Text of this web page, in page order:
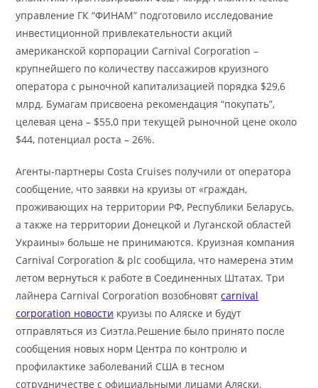
управление ГК “ФИНАМ” подготовило исследование
инвестиционной привлекательности акций
американской корпорации Carnival Corporation –
крупнейшего по количеству пассажиров круизного
оператора с рыночной капитализацией порядка $29,6
млрд. Бумагам присвоена рекомендация “покупать”,
целевая цена – $55,0 при текущей рыночной цене около
$44, потенциал роста – 26%.
Агенты-партнеры Costa Cruises получили от оператора
сообщение, что заявки на круизы от «граждан,
проживающих на территории РФ, Республики Беларусь,
а также на территории Донецкой и Луганской областей
Украины» больше не принимаются. Круизная компания
Carnival Corporation & plc сообщила, что намерена этим
летом вернуться к работе в Соединенных Штатах. Три
лайнера Carnival Corporation возобновятcarnival
corporation новости круизы по Аляске и будут
отправляться из Сиэтла.Решение было принято после
сообщения новых норм Центра по контролю и
профилактике заболеваний США в тесном
сотрудничестве с официальными лицами Аляски.